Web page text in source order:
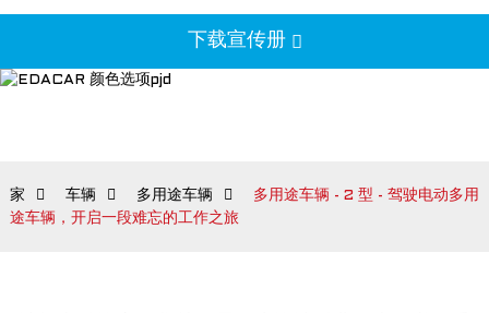
下载宣传册
家 车辆 多用途车辆
多用途车辆 - 2 型 - 驾驶电动多用
途车辆，开启一段难忘的工作之旅